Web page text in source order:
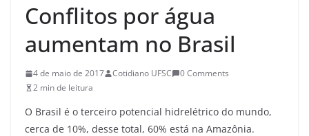
Conflitos por água
aumentam no Brasil
4 de maio de 2017 Cotidiano UFSC
0 Comments
2 min de leitura
O Brasil é o terceiro potencial hidrelétrico do mundo,
cerca de 10%, desse total, 60% está na Amazônia.